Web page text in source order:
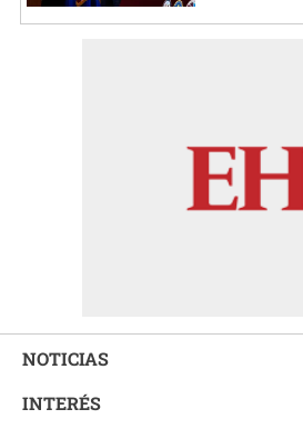
NOTICIAS
INTERÉS